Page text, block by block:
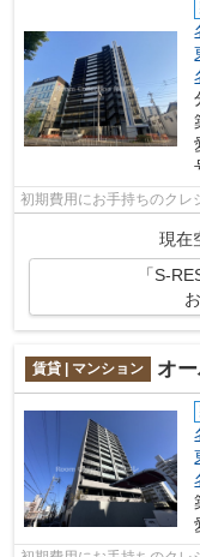
初期費用にお手持ちのクレ
現在
「S-
賃貸 | マンション オー